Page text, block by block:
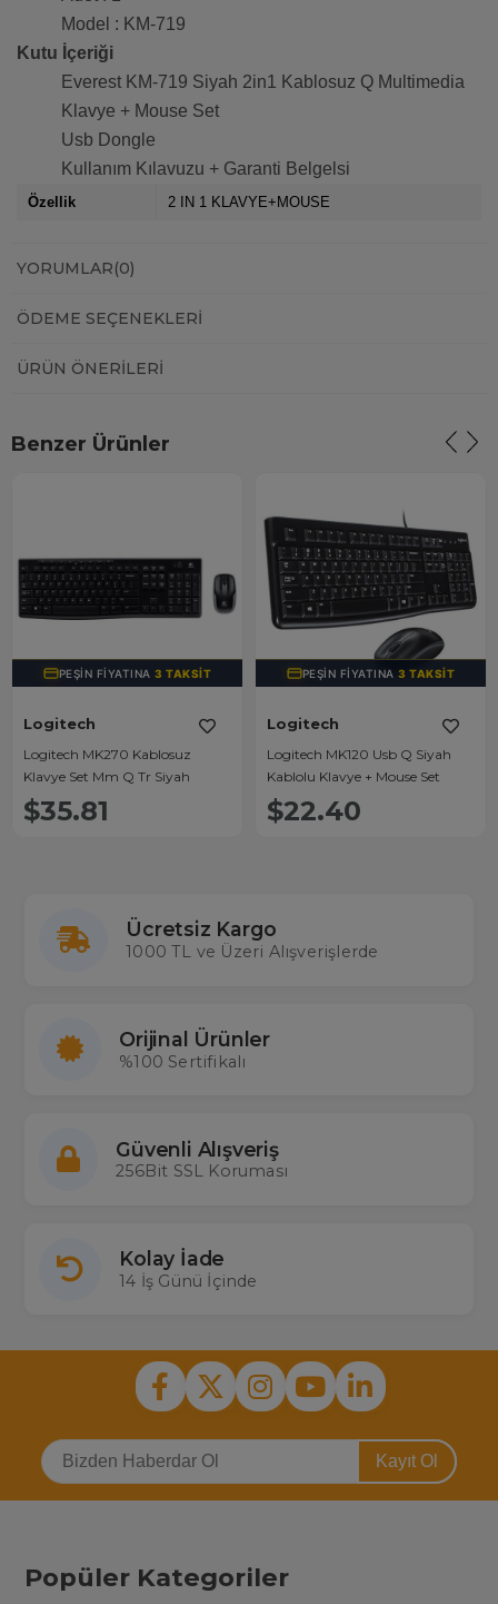
Model : KM-719
Kutu İçeriği
Everest KM-719 Siyah 2in1 Kablosuz Q Multimedia
Klavye + Mouse Set
Usb Dongle
Kullanım Kılavuzu + Garanti Belgelsi
Özellik 2 IN 1 KLAVYE+MOUSE
YORUMLAR(0)
ÖDEME SEÇENEKLERI
ÜRÜN ÖNERILERI
Benzer Ürünler
PEŞIN FIYATINA3 TAKSIT
Logitech
Logitech MK270 Kablosuz
Klavye Set Mm Q Tr Siyah
$35.81
PEŞIN FIYATINA3 TAKSIT
Logitech
Logitech MK120 Usb Q Siyah
Kablolu Klavye + Mouse Set
$22.40
Ücretsiz Kargo
1000 TL ve Üzeri Alışverişlerde
Orijinal Ürünler
%100 Sertifikalı
Güvenli Alışveriş
256Bit SSL Koruması
Kolay İade
14 İş Günü İçinde
Kayıt Ol
Popüler Kategoriler